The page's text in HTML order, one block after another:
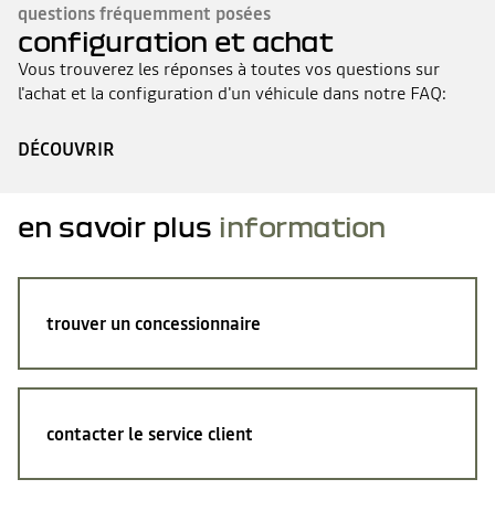
questions fréquemment posées
configuration et achat
Vous trouverez les réponses à toutes vos questions sur
l'achat et la configuration d'un véhicule dans notre FAQ:
DÉCOUVRIR
en savoir plus information
trouver un concessionnaire
contacter le service client